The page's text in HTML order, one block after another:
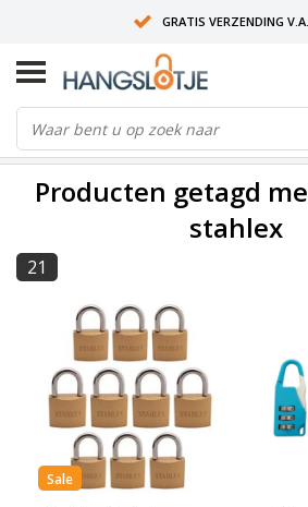
GRATIS VERZENDING
OP WERKDAGEN VOOR 15:00 BESTELD?
ALLES UIT
Producten getagd
stahlex
21
Sale